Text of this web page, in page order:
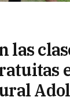
las